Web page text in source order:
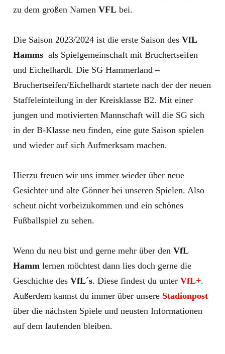
zu dem großen Namen VFL bei.
Die Saison 2023/2024 ist die erste Saison des VfL
Hamms als Spielgemeinschaft mit Bruchertseifen
und Eichelhardt. Die SG Hammerland –
Bruchertseifen/Eichelhardt startete nach der der neuen
Staffeleinteilung in der Kreisklasse B2. Mit einer
jungen und motivierten Mannschaft will die SG sich
in der B-Klasse neu finden, eine gute Saison spielen
und wieder auf sich Aufmerksam machen.
Hierzu freuen wir uns immer wieder über neue
Gesichter und alte Gönner bei unseren Spielen. Also
scheut nicht vorbeizukommen und ein schönes
Fußballspiel zu sehen.
Wenn du neu bist und gerne mehr über den VfL
Hamm lernen möchtest dann lies doch gerne die
Geschichte des VfL´s. Diese findest du unter VfL+.
Außerdem kannst du immer über unsere Stadionpost
über die nächsten Spiele und neusten Informationen
auf dem laufenden bleiben.